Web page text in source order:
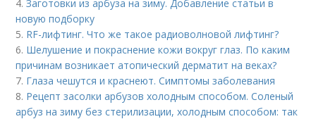
4.Заготовки из арбуза на зиму. Добавление статьи в
новую подборку
5. RF-лифтинг. Что же такое радиоволновой лифтинг?
6. Шелушение и покраснение кожи вокруг глаз. По каким
причинам возникает атопический дерматит на веках?
7. Глаза чешутся и краснеют. Симптомы заболевания
8. Рецепт засолки арбузов холодным способом. Соленый
арбуз на зиму без стерилизации, холодным способом: так